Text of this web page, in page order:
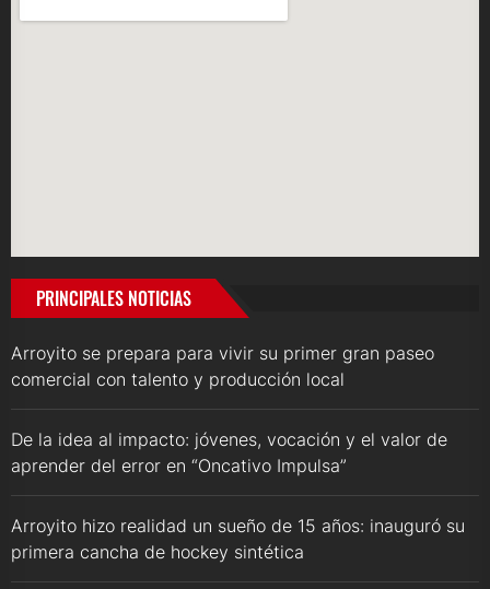
PRINCIPALES NOTICIAS
Arroyito se prepara para vivir su primer gran paseo
comercial con talento y producción local
De la idea al impacto: jóvenes, vocación y el valor de
aprender del error en “Oncativo Impulsa”
Arroyito hizo realidad un sueño de 15 años: inauguró su
primera cancha de hockey sintética